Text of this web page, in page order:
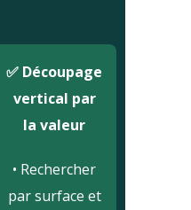
✅ Découpage
vertical par
la valeur
• Rechercher
par surface et